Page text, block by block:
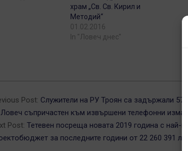
храм „Св. Св. Кирил и
Методий“
01.02.2016
In "Ловеч днес"
Post: Служители на РУ Троян са задържали
съпричастен към извършени телефонни
Post: Тетевен посреща новата 2019 година с най-
за последните години от 22 260 391 лв